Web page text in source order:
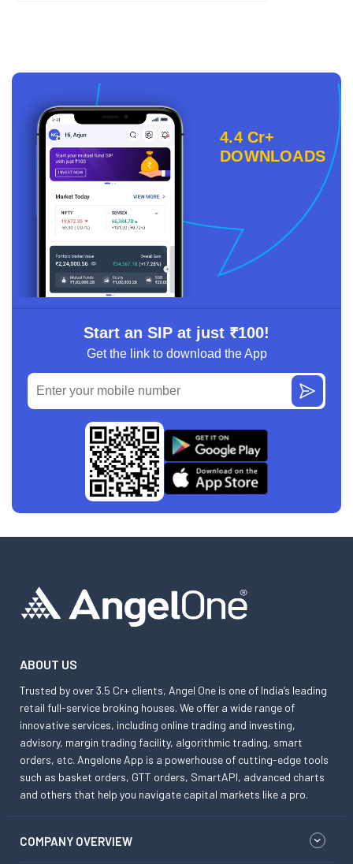
4.4 Cr+
DOWNLOADS
Start an SIP at just ₹100!
Get the link to download the App
ABOUT US
Trusted by over 3.5 Cr+ clients, Angel One is one of India’s leading
retail full-service broking houses. We offer a wide range of
innovative services, including online trading and investing,
advisory, margin trading facility, algorithmic trading, smart
orders, etc. Angelone App is a powerhouse of cutting-edge tools
such as basket orders, GTT orders, SmartAPI, advanced charts
and others that help you navigate capital markets like a pro.
COMPANY OVERVIEW